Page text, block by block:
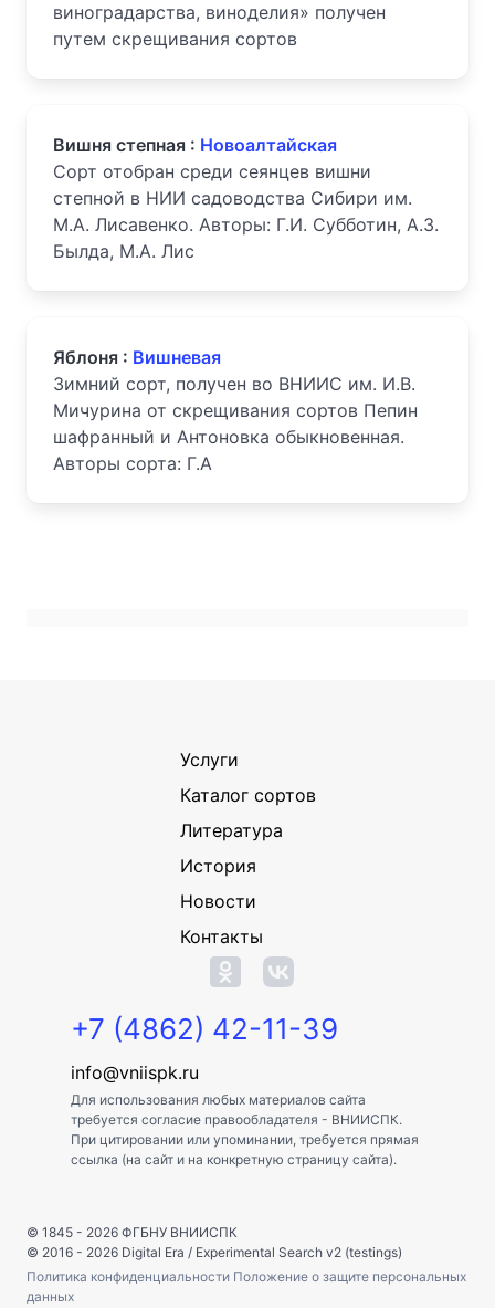
виноградарства, виноделия» получен
путем скрещивания сортов
Вишня степная : Новоалтайская
Сорт отобран среди сеянцев вишни
степной в НИИ садоводства Сибири им.
М.А. Лисавенко. Авторы: Г.И. Субботин, А.З.
Былда, М.А. Лис
Яблоня : Вишневая
Зимний сорт, получен во ВНИИС им. И.В.
Мичурина от скрещивания сортов Пепин
шафранный и Антоновка обыкновенная.
Авторы сорта: Г.А
Услуги
Каталог сортов
Литература
История
Новости
Контакты
+7 (4862) 42-11-39
info@vniispk.ru
Для использования любых материалов сайта
требуется согласие правообладателя - ВНИИСПК.
При цитировании или упоминании, требуется прямая
ссылка (на сайт и на конкретную страницу сайта).
© 1845 - 2026 ФГБНУ ВНИИСПК
© 2016 - 2026 Digital Era / Experimental Search v2 (testings)
Политика конфиденциальности Положение о защите персональных
данных